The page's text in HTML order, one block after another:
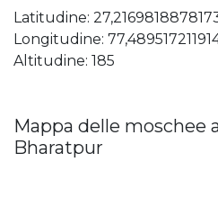
Latitudine:
Longitudine:
Altitudine: 185
Mappa delle moschee
Bharatpur